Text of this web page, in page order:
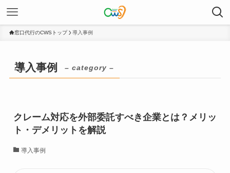
窓口代行のCWSトップ 導入事例
導入事例 – category –
クレーム対応を外部委託すべき企業とは？メリッ
ト・デメリットを解説
導入事例